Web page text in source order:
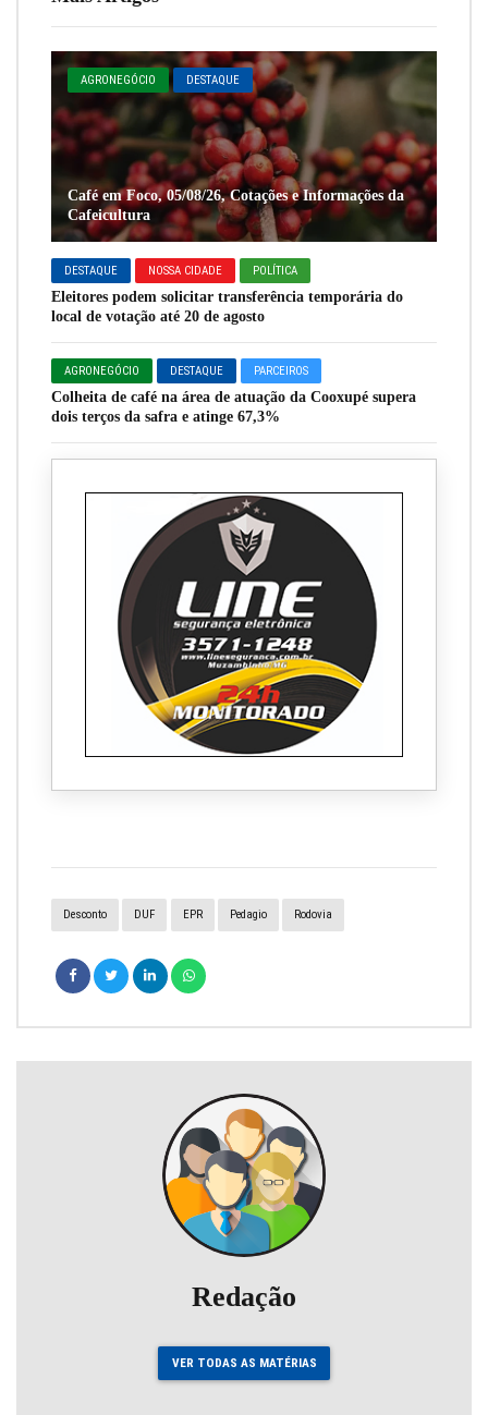
AGRONEGÓCIO DESTAQUE
Café em Foco, 05/08/26, Cotações e Informações da
Cafeicultura
DESTAQUE NOSSA CIDADE POLÍTICA
Eleitores podem solicitar transferência temporária do
local de votação até 20 de agosto
AGRONEGÓCIO DESTAQUE PARCEIROS
Colheita de café na área de atuação da Cooxupé supera
dois terços da safra e atinge 67,3%
Desconto DUF EPR Pedagio Rodovia
Redação
VER TODAS AS MATÉRIAS